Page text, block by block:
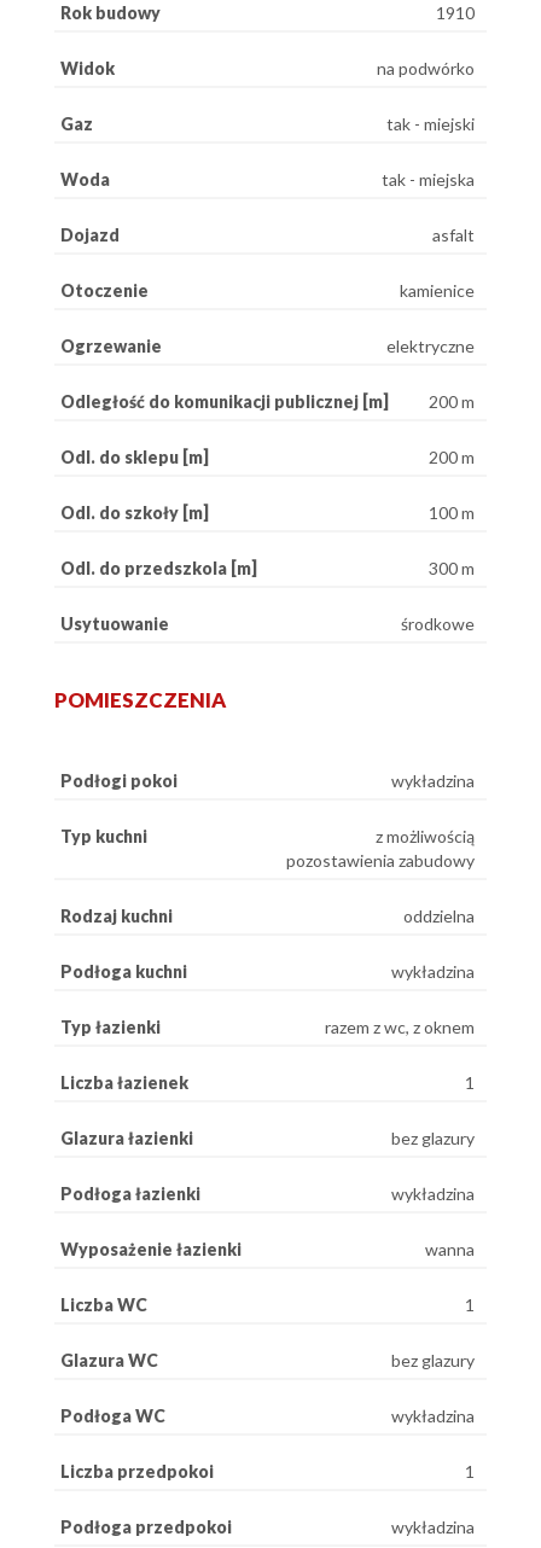
Rok budowy 1910
Widok na podwórko
Gaz tak - miejski
Woda tak - miejska
Dojazd asfalt
Otoczenie kamienice
Ogrzewanie elektryczne
Odległość do komunikacji publicznej [m] 200 m
Odl. do sklepu [m] 200 m
Odl. do szkoły [m] 100 m
Odl. do przedszkola [m] 300 m
Usytuowanie środkowe
POMIESZCZENIA
Podłogi pokoi wykładzina
Typ kuchni
z możliwością
pozostawienia zabudowy
Rodzaj kuchni oddzielna
Podłoga kuchni wykładzina
Typ łazienki razem z wc, z oknem
Liczba łazienek 1
Glazura łazienki bez glazury
Podłoga łazienki wykładzina
Wyposażenie łazienki wanna
Liczba WC 1
Glazura WC bez glazury
Podłoga WC wykładzina
Liczba przedpokoi 1
Podłoga przedpokoi wykładzina